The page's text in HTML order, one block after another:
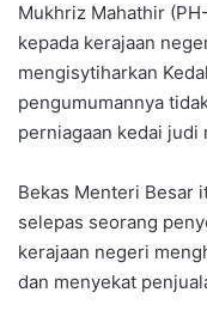
Mukhriz Mahathir
kepada kerajaan
mengisytiharkan
pengumumannya
perniagaan kedai judi
Bekas Menteri Besar
selepas seorang
kerajaan negeri
dan menyekat